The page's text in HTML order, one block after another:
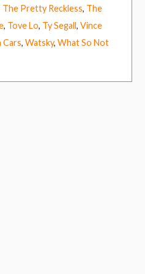
The Pretty Reckless, The
, Tove Lo, Ty Segall, Vince
Cars, Watsky, What So Not